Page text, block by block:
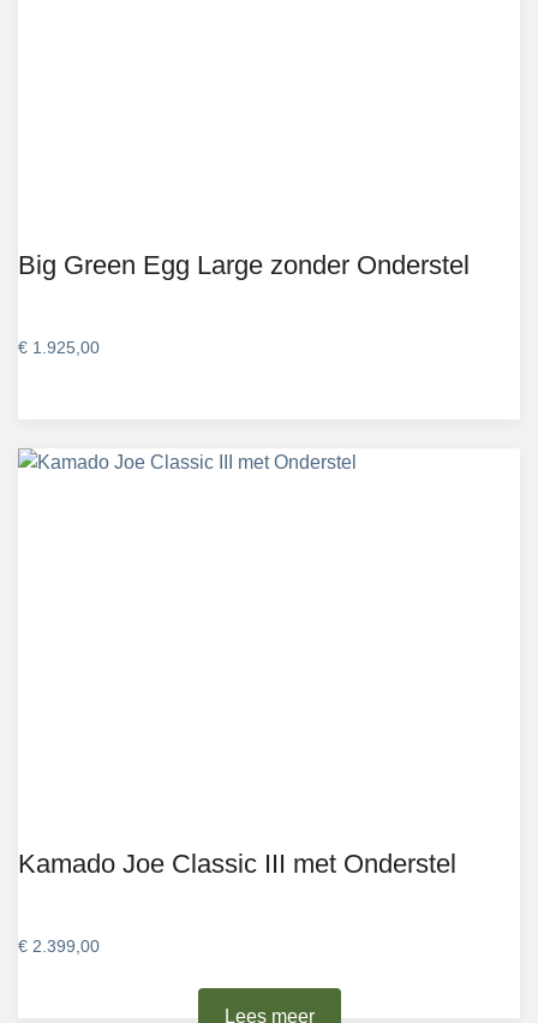
Lees meer
Big Green Egg Large zonder Onderstel
€ 1.925,00
Kamado Joe Classic III met Onderstel
€ 2.399,00